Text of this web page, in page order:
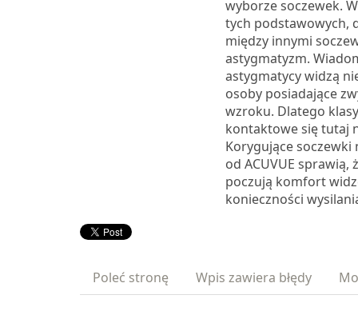
wyborze soczewek.
tych podstawowych,
między innymi
astygmatyzm.
astygmatycy widzą
osoby posiadające
wzroku. Dlatego
kontaktowe się tutaj
Korygujące soczewki
od ACUVUE sprawią,
poczują komfort
konieczności
Poleć stronę Wpis zawiera błędy